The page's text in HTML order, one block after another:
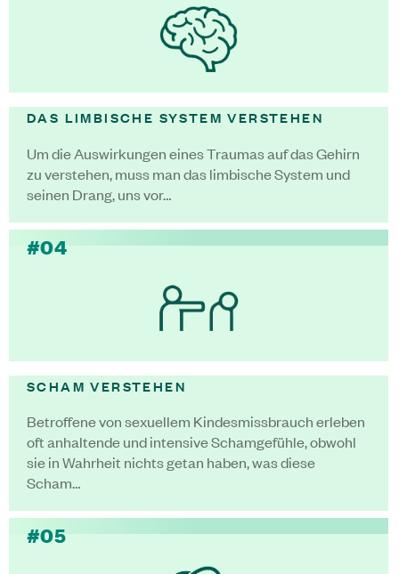
DAS LIMBISCHE SYSTEM VERSTEHEN
Um die Auswirkungen eines Traumas auf das Gehirn
zu verstehen, muss man das limbische System und
seinen Drang, uns vor…
#04
SCHAM VERSTEHEN
Betroffene von sexuellem Kindesmissbrauch erleben
oft anhaltende und intensive Schamgefühle, obwohl
sie in Wahrheit nichts getan haben, was diese
Scham…
#05